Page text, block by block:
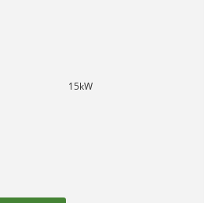
15kW